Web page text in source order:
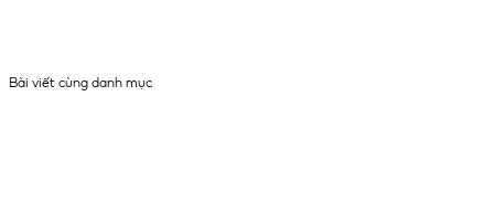
Bài viết cùng danh mục